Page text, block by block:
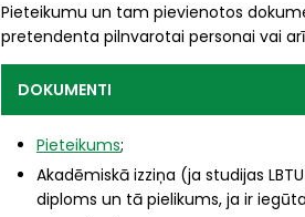
Pieteikumu un tam pievienotos
pretendenta pilnvarotai personai vai
DOKUMENTI
Pieteikums;
Akadēmiskā izziņa (ja studijas
diploms un tā pielikums, ja ir